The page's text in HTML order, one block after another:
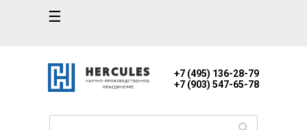
☰
+7 (495) 136-28-79
+7 (903) 547-65-78